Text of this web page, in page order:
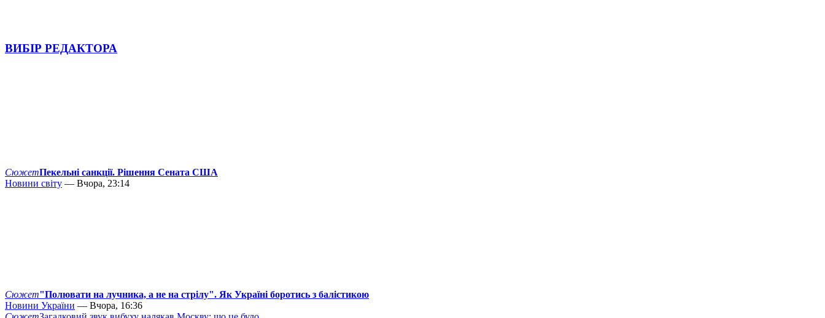
ВИБІР РЕДАКТОРА
СюжетПекельні санкції. Рішення Сената США
Новини світу — Вчора, 23:14
Сюжет"Полювати на лучника, а не на стрілу". Як Україні боротись з балістикою
Новини України — Вчора, 16:36